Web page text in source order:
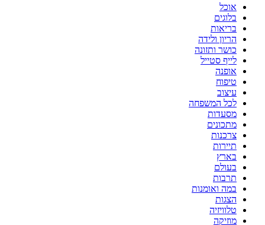
אוכל
בלוגים
בריאות
הריון ולידה
כושר ותזונה
לייף סטייל
אופנה
טיפוח
עיצוב
לכל המשפחה
מסעדות
מתכונים
צרכנות
תיירות
בארץ
בעולם
תרבות
במה ואומנות
הצגות
טלוויזיה
מוזיקה